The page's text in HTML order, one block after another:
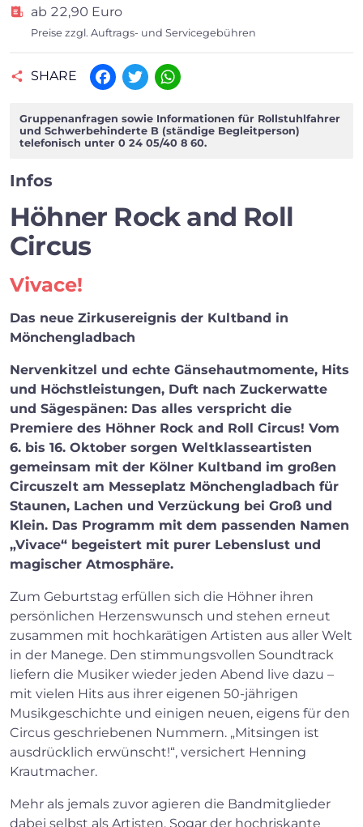
ab 22,90 Euro
Preise zzgl. Auftrags- und Servicegebühren
SHARE
Gruppenanfragen sowie Informationen für Rollstuhlfahrer
und Schwerbehinderte B (ständige Begleitperson)
telefonisch unter 0 24 05/40 8 60.
Infos
Höhner Rock and Roll
Circus
Vivace!
Das neue Zirkusereignis der Kultband in
Mönchengladbach
Nervenkitzel und echte Gänsehautmomente, Hits
und Höchstleistungen, Duft nach Zuckerwatte
und Sägespänen: Das alles verspricht die
Premiere des Höhner Rock and Roll Circus! Vom
6. bis 16. Oktober sorgen Weltklasseartisten
gemeinsam mit der Kölner Kultband im großen
Circuszelt am Messeplatz Mönchengladbach für
Staunen, Lachen und Verzückung bei Groß und
Klein. Das Programm mit dem passenden Namen
„Vivace“ begeistert mit purer Lebenslust und
magischer Atmosphäre.
Zum Geburtstag erfüllen sich die Höhner ihren
persönlichen Herzenswunsch und stehen erneut
zusammen mit hochkarätigen Artisten aus aller Welt
in der Manege. Den stimmungsvollen Soundtrack
liefern die Musiker wieder jeden Abend live dazu –
mit vielen Hits aus ihrer eigenen 50-jährigen
Musikgeschichte und einigen neuen, eigens für den
Circus geschriebenen Nummern. „Mitsingen ist
ausdrücklich erwünscht!“, versichert Henning
Krautmacher.
Mehr als jemals zuvor agieren die Bandmitglieder
dabei selbst als Artisten. Sogar der hochriskante